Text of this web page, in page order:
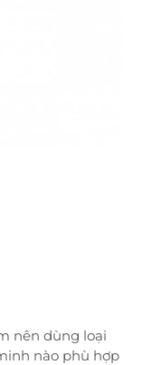
nên dùng loại
nào phù hợp